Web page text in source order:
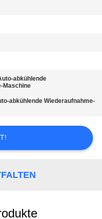
abkühlende
Maschine
abkühlende Wiederaufnahme-